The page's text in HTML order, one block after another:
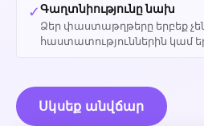
✓Գաղտնիությունը նախ
Ձեր փաստաթղթերը երբեք
հաստատություններին կամ
Սկսեք անվճար